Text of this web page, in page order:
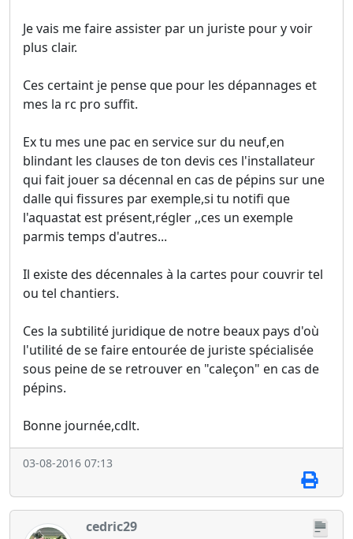
Je vais me faire assister par un juriste pour y voir
plus clair.
Ces certaint je pense que pour les dépannages et
mes la rc pro suffit.
Ex tu mes une pac en service sur du neuf,en
blindant les clauses de ton devis ces l'installateur
qui fait jouer sa décennal en cas de pépins sur une
dalle qui fissures par exemple,si tu notifi que
l'aquastat est présent,régler ,,ces un exemple
parmis temps d'autres...
Il existe des décennales à la cartes pour couvrir tel
ou tel chantiers.
Ces la subtilité juridique de notre beaux pays d'où
l'utilité de se faire entourée de juriste spécialisée
sous peine de se retrouver en "caleçon" en cas de
pépins.
Bonne journée,cdlt.
03-08-2016 07:13
cedric29